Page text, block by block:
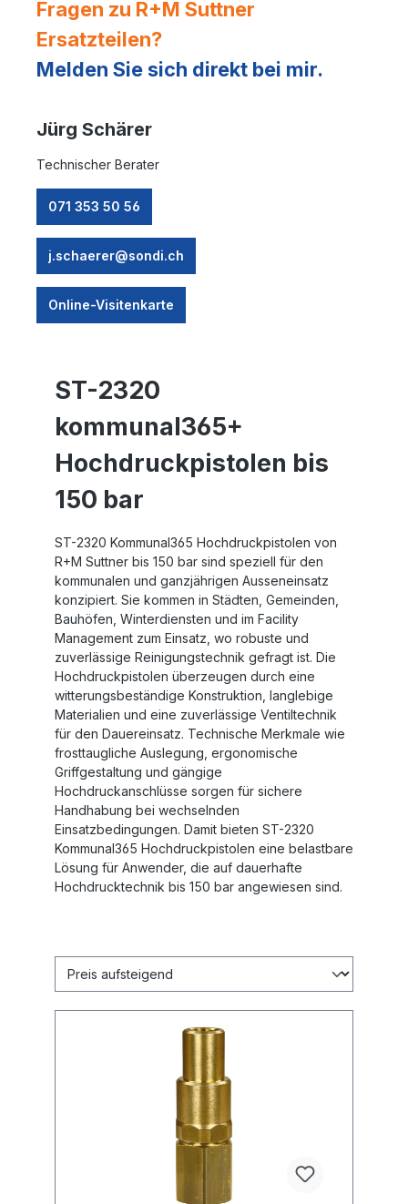
Fragen zu R+M Suttner
Ersatzteilen?
Melden Sie sich direkt bei mir.
Jürg Schärer
Technischer Berater
071 353 50 56
j.schaerer@sondi.ch
Online-Visitenkarte
ST-2320
kommunal365+
Hochdruckpistolen bis
150 bar
ST-2320 Kommunal365 Hochdruckpistolen von
R+M Suttner bis 150 bar sind speziell für den
kommunalen und ganzjährigen Ausseneinsatz
konzipiert. Sie kommen in Städten, Gemeinden,
Bauhöfen, Winterdiensten und im Facility
Management zum Einsatz, wo robuste und
zuverlässige Reinigungstechnik gefragt ist. Die
Hochdruckpistolen überzeugen durch eine
witterungsbeständige Konstruktion, langlebige
Materialien und eine zuverlässige Ventiltechnik
für den Dauereinsatz. Technische Merkmale wie
frosttaugliche Auslegung, ergonomische
Griffgestaltung und gängige
Hochdruckanschlüsse sorgen für sichere
Handhabung bei wechselnden
Einsatzbedingungen. Damit bieten ST-2320
Kommunal365 Hochdruckpistolen eine belastbare
Lösung für Anwender, die auf dauerhafte
Hochdrucktechnik bis 150 bar angewiesen sind.